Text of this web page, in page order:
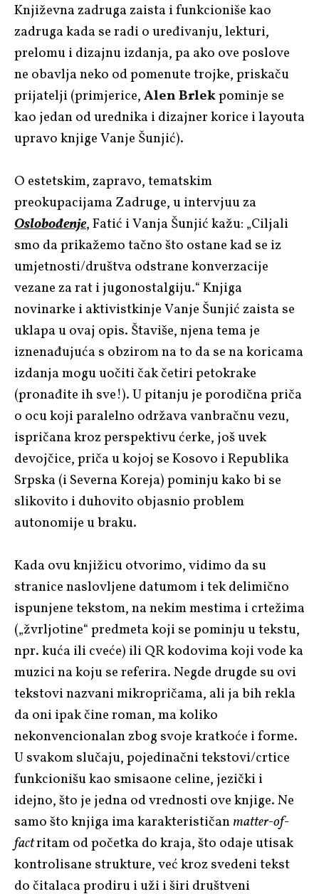
Književna zadruga zaista i funkcioniše kao
zadruga kada se radi o uređivanju, lekturi,
prelomu i dizajnu izdanja, pa ako ove poslove
ne obavlja neko od pomenute trojke, priskaču
prijatelji (primjerice,Alen Brlekpominje se
kao jedan od urednika i dizajner korice i layouta
upravo knjige Vanje Šunjić).
O estetskim, zapravo, tematskim
preokupacijama Zadruge, u intervjuu za
Oslobođenje, Fatić i Vanja Šunjić kažu: „Ciljali
smo da prikažemo tačno što ostane kad se iz
umjetnosti/društva odstrane konverzacije
vezane za rat i jugonostalgiju.“ Knjiga
novinarke i aktivistkinje Vanje Šunjić zaista se
uklapa u ovaj opis. Štaviše, njena tema je
iznenađujuća s obzirom na to da se na koricama
izdanja mogu uočiti čak četiri petokrake
(pronađite ih sve!). U pitanju je porodična priča
o ocu koji paralelno održava vanbračnu vezu,
ispričana kroz perspektivu ćerke, još uvek
devojčice, priča u kojoj se Kosovo i Republika
Srpska (i Severna Koreja) pominju kako bi se
slikovito i duhovito objasnio problem
autonomije u braku.
Kada ovu knjižicu otvorimo, vidimo da su
stranice naslovljene datumom i tek delimično
ispunjene tekstom, na nekim mestima i crtežima
(„žvrljotine“ predmeta koji se pominju u tekstu,
npr. kuća ili cveće) ili QR kodovima koji vode ka
muzici na koju se referira. Negde drugde su ovi
tekstovi nazvani mikropričama, ali ja bih rekla
da oni ipak čine roman, ma koliko
nekonvencionalan zbog svoje kratkoće i forme.
U svakom slučaju, pojedinačni tekstovi/crtice
funkcionišu kao smisaone celine, jezički i
idejno, što je jedna od vrednosti ove knjige. Ne
samo što knjiga ima karakterističanmatter-of-
factritam od početka do kraja, što odaje utisak
kontrolisane strukture, već kroz svedeni tekst
do čitalaca prodiru i uži i širi društveni